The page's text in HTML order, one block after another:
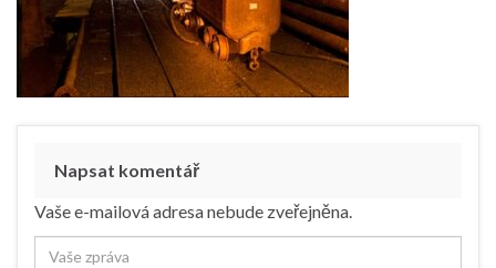
Napsat komentář
Vaše e-mailová adresa nebude zveřejněna.